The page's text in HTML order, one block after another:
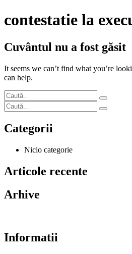
contestatie la
Cuvântul nu a fost găsit
It seems we can’t find what you’re
can help.
Categorii
Nicio categorie
Articole recente
Arhive
Informatii